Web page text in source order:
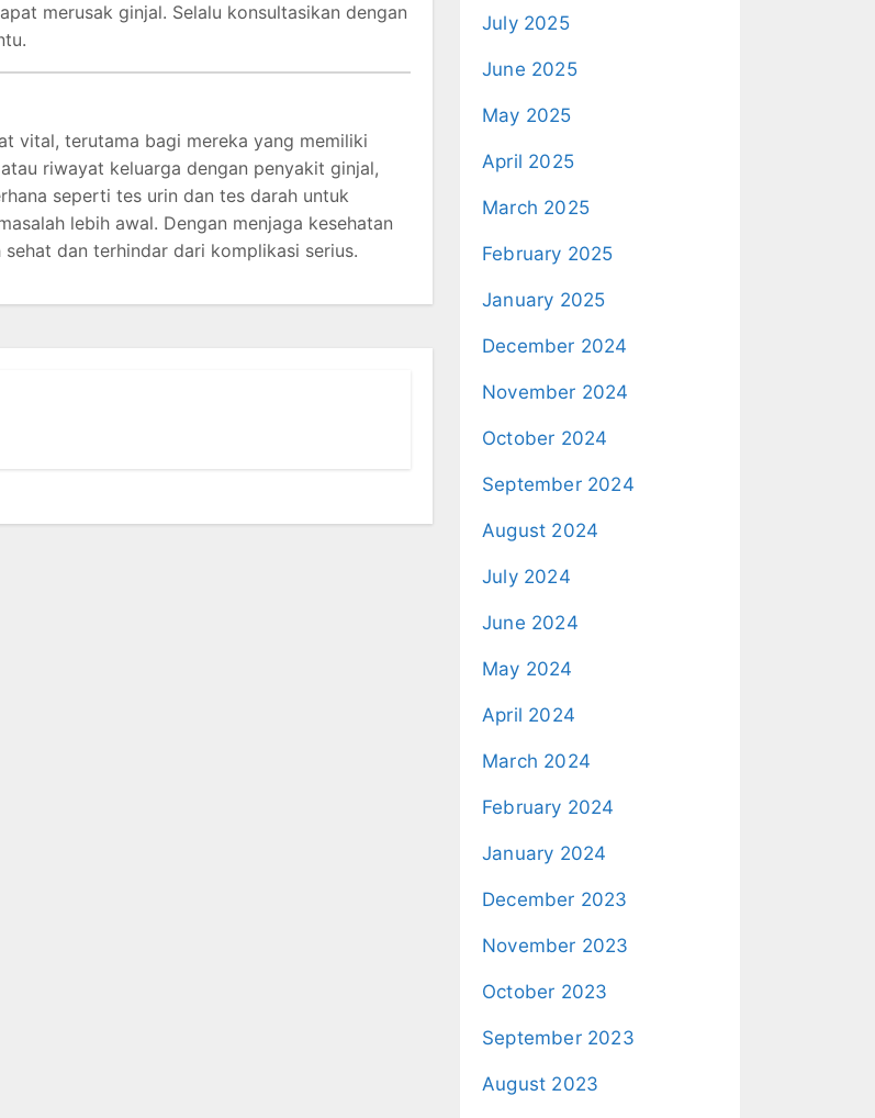
merusak ginjal. Selalu konsultasikan dengan
vital, terutama bagi mereka yang memiliki
riwayat keluarga dengan penyakit ginjal,
seperti tes urin dan tes darah untuk
lebih awal. Dengan menjaga kesehatan
dan terhindar dari komplikasi serius.
July 2025
June 2025
May 2025
April 2025
March 2025
February 2025
January 2025
December 2024
November 2024
October 2024
September 2024
August 2024
July 2024
June 2024
May 2024
April 2024
March 2024
February 2024
January 2024
December 2023
November 2023
October 2023
September 2023
August 2023